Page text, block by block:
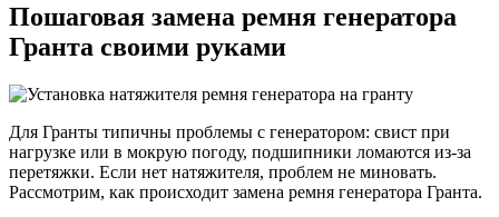
Пошаговая замена ремня генератора
Гранта своими руками
Для Гранты типичны проблемы с генератором: свист при
нагрузке или в мокрую погоду, подшипники ломаются из-за
перетяжки. Если нет натяжителя, проблем не миновать.
Рассмотрим, как происходит замена ремня генератора Гранта.